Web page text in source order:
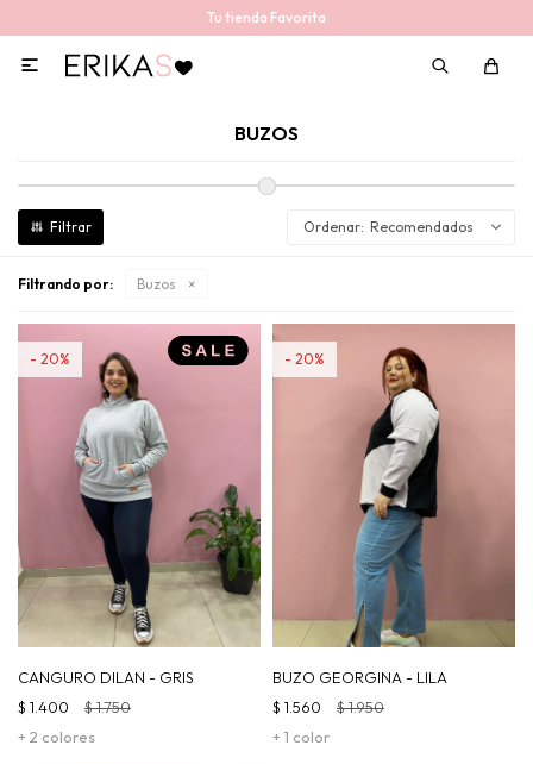
Tu tienda Favorita

BUZOS
Recomendados
Filtrando por: Buzos
CANGURO DILAN - GRIS
+ 2 colores
$ 1.400 $1.750
20
BUZO GEORGINA - LILA
+ 1 color
$ 1.560 $1.950
20